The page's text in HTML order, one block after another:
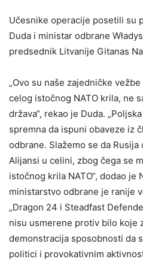
Učesnike operacije posetili su
Duda i ministar odbrane
predsednik Litvanije Gitanas
„Ovo su naše zajedničke
celog istočnog NATO krila, ne
država“, rekao je Duda.
spremna da ispuni obaveze iz
odbrane. Slažemo se da
Alijansi u celini, zbog čega se
istočnog krila NATO“, dodao je
ministarstvo odbrane je ranije
„Dragon 24 i Steadfast
nisu usmerene protiv bilo koje
demonstracija sposobnosti da
politici i provokativnim